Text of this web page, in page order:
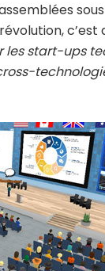
c’est
les start-ups